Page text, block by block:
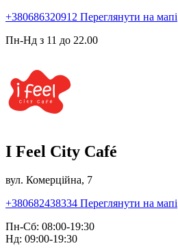
+380686320912 Переглянути на мапі
Пн-Нд з 11 до 22.00
I Feel City Café
вул. Комерційна, 7
+380682438334 Переглянути на мапі
Пн-Сб: 08:00-19:30
Нд: 09:00-19:30